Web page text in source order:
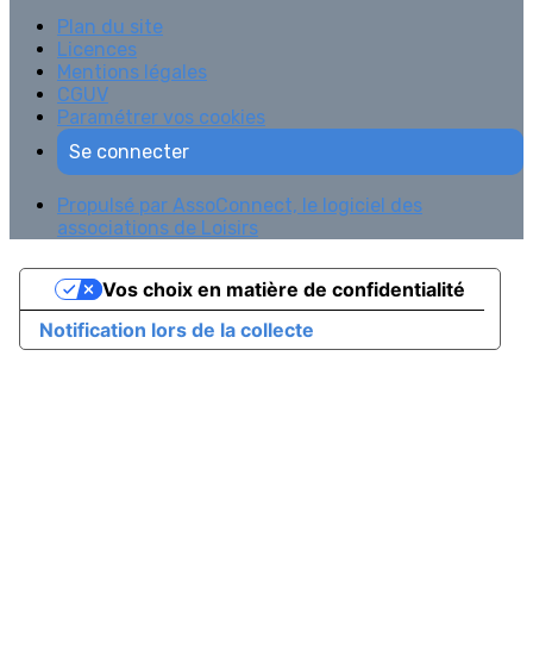
Plan du site
Licences
Mentions légales
CGUV
Paramétrer vos cookies
Se connecter
Propulsé par AssoConnect, le logiciel des
associations de Loisirs
Notification lors de la collecte
Vos choix en matière de confidentialité